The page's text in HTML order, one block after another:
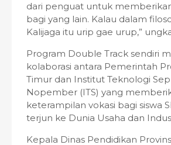
dari penguat untuk
bagi yang lain. Kalau dalam
Kalijaga itu urip gae urup,”
Program Double Track sendiri
kolaborasi antara Pemerintah
Timur dan Institut Teknologi
Nopember (ITS) yang
keterampilan vokasi bagi siswa
terjun ke Dunia Usaha dan
Kepala Dinas Pendidikan